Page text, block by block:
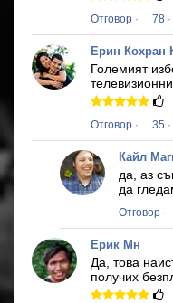
Отговор · 78 ·
Ерин Кохран
Големият
Отговор · 35 ·
Кайл
да, аз
да
Отговор ·
Ерик Мн
Да, това
получих